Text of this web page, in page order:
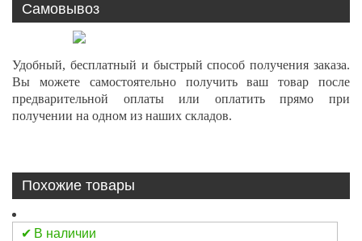
Самовывоз
Удобный, бесплатный и быстрый способ получения заказа.
Вы можете самостоятельно получить ваш товар после
предварительной оплаты или оплатить прямо при
получении на одном из наших складов.
Похожие товары
В наличии